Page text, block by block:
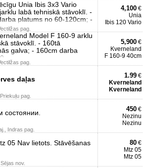
Unia Ibis 3x3 Vario
labā tehniskā stāvoklī. -
platums no 60-120cm; -
pag.
4,100 €
Unia
Ibis 120 Vario
Model F 160-9 arklu
stāvoklī. - 160tā
galva; - 160cm darba
pag.
5,900 €
Kverneland
F 160-9 40cm
daļas
pag.
1.99 €
Kverneland
Kverneland
Indras pag.
450 €
Nezinu
Nezinu
05 Nav lietots. Stāvēšanas
nov.
80 €
Mtz 05
Mtz 05